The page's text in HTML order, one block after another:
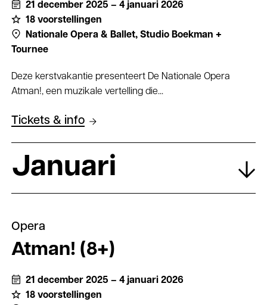
21 december 2025 – 4 januari 2026
18 voorstellingen
Nationale Opera & Ballet, Studio Boekman +
Tournee
Deze kerstvakantie presenteert De Nationale Opera
Atman!, een muzikale vertelling die...
Tickets & info
Januari
Opera
Atman! (8+)
21 december 2025 – 4 januari 2026
18 voorstellingen